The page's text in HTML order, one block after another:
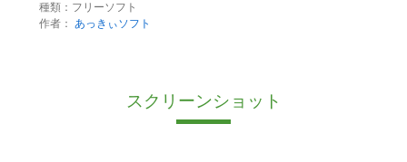
種類：フリーソフト
作者： あっきぃソフト
スクリーンショット